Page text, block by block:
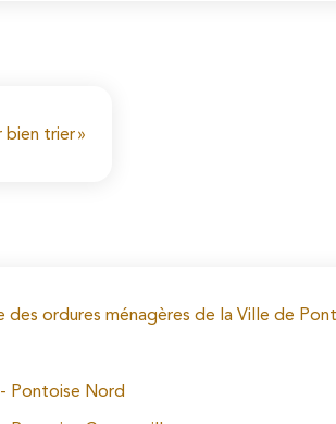
bien trier »
ordures ménagères de la Ville de
Pontoise Nord